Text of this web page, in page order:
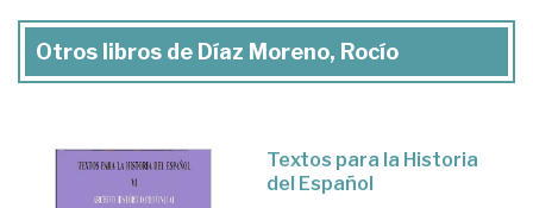
Otros libros de Díaz Moreno, Rocío
Textos para la Historia
del Español